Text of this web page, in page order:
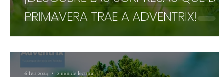
PRIMAVERA TRAE A ADVENTRIX!
6 feb 2024 2 min de lectura